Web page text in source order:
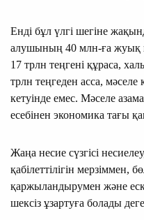
Енді бұл үлгі шегіне
алушының 40 млн-ға жуық
17 трлн теңгені құраса,
трлн теңгеден асса,
кетуінде емес. Мәселе
есебінен экономика тағы
Жаңа несие сүзгісі
қабілеттілігін мерзіммен,
қаржыландырумен және
шексіз ұзартуға болады